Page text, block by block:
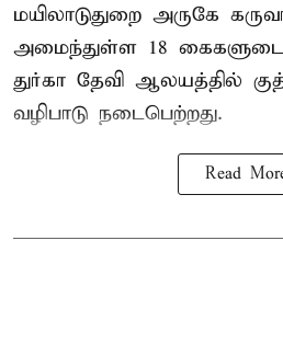
மயிலாடுதுறை அருகே
அமைந்துள்ள 18
துர்கா தேவி ஆலயத்தில்
வழிபாடு நடைபெற்றது.
Read